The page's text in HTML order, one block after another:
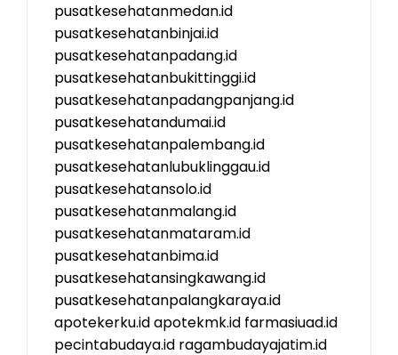
pusatkesehatanmedan.id
pusatkesehatanbinjai.id
pusatkesehatanpadang.id
pusatkesehatanbukittinggi.id
pusatkesehatanpadangpanjang.id
pusatkesehatandumai.id
pusatkesehatanpalembang.id
pusatkesehatanlubuklinggau.id
pusatkesehatansolo.id
pusatkesehatanmalang.id
pusatkesehatanmataram.id
pusatkesehatanbima.id
pusatkesehatansingkawang.id
pusatkesehatanpalangkaraya.id
apotekerku.idapotekmk.id farmasiuad.id
pecintabudaya.id ragambudayajatim.id